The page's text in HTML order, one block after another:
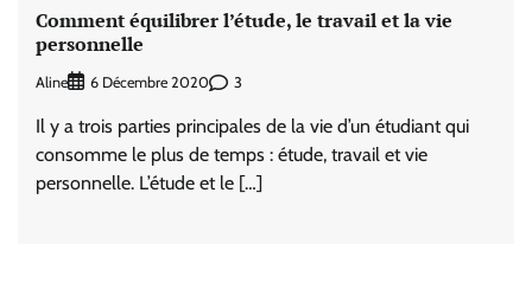
Comment équilibrer l’étude, le travail et la vie
personnelle
Aline 6 Décembre 2020 3
Il y a trois parties principales de la vie d’un étudiant qui
consomme le plus de temps : étude, travail et vie
personnelle. L’étude et le […]